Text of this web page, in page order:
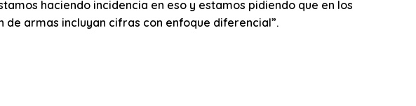
haciendo incidencia en eso y estamos pidiendo que en los
armas incluyan cifras con enfoque diferencial”.